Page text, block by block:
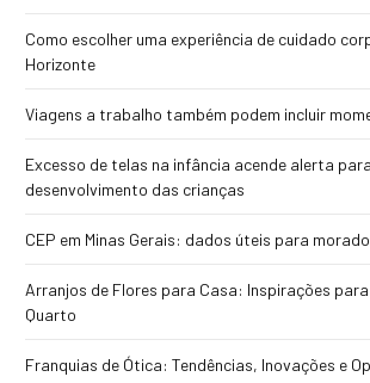
Como escolher uma experiência de cuidado
Horizonte
Viagens a trabalho também podem incluir
Excesso de telas na infância acende alerta
desenvolvimento das crianças
CEP em Minas Gerais: dados úteis para
Arranjos de Flores para Casa: Inspirações
Quarto
Franquias de Ótica: Tendências, Inovações e